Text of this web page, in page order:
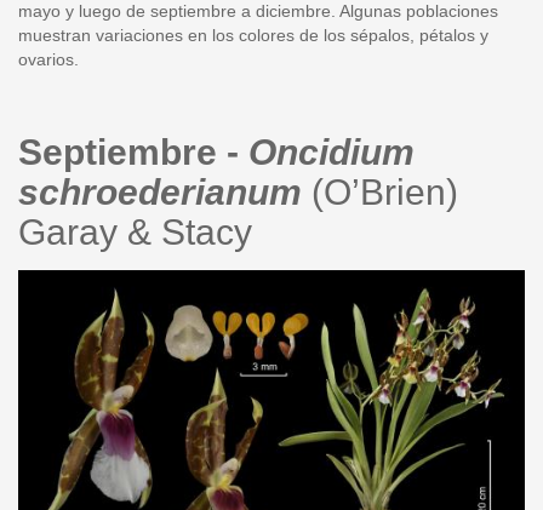
mayo y luego de septiembre a diciembre. Algunas poblaciones
muestran variaciones en los colores de los sépalos, pétalos y
ovarios.
Septiembre - Oncidium
schroederianum (O’Brien)
Garay & Stacy